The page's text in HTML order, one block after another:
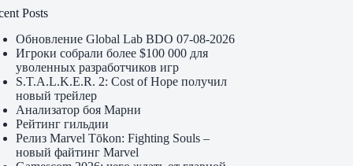
Posts
Обновление Global Lab BDO 07-08-2026
Игроки собрали более $100 000 для
уволенных разработчиков игр
S.T.A.L.K.E.R. 2: Cost of Hope получил
новый трейлер
Анализатор боя Марни
Рейтинг гильдии
Релиз Marvel Tōkon: Fighting Souls –
новый файтинг Marvel